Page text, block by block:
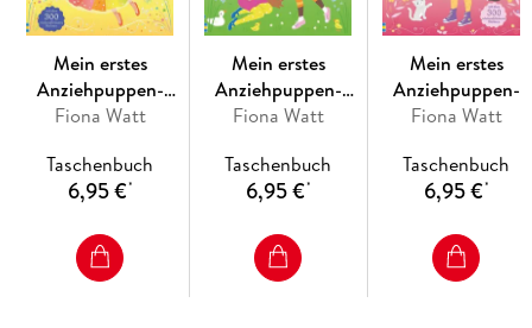
Mein erstes
Anziehpuppen-
Stickerbuch: Romy,
Regenbogenfee
Fiona Watt
Taschenbuch
6,95 €*
Mein erstes
Anziehpuppen-
Stickerbuch:
Haustiere
Fiona Watt
Taschenbuch
6,95 €*
Mein erstes
Anziehpuppen-
Stickerbuch: Kitti,
Fiona Watt
Taschenbuch
6,95 €*